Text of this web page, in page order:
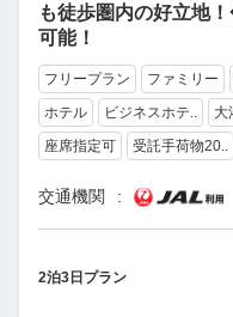
も徒歩圏内の好立地
可能！
フリープラン ファミリー
ホテル
ビジネスホテ.. 大
座席指定可
受託手荷物20..
交通機関
2泊3日プラン